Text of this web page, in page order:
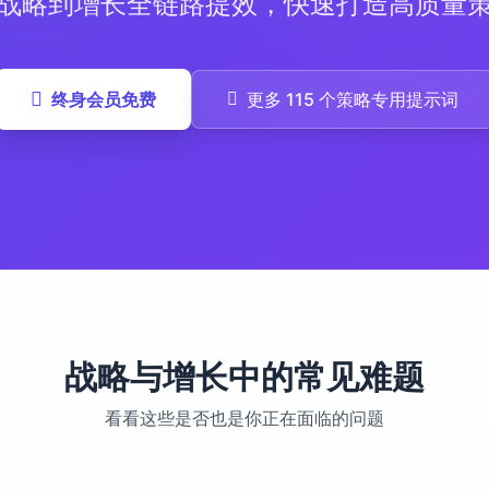
终身会员免费 更多 115 个策略专用提示词
战略与增长中的常见难题
看看这些是否也是你正在面临的问题